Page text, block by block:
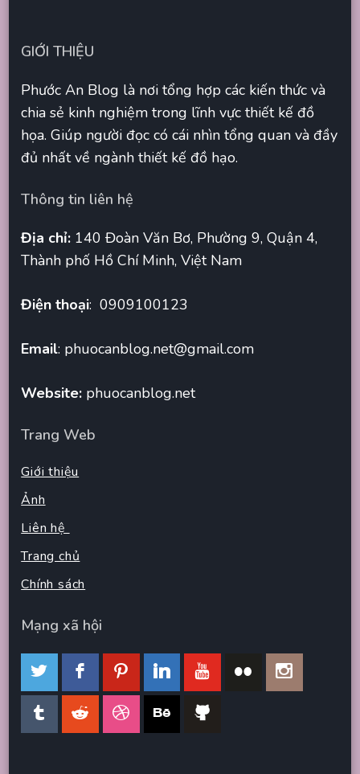
GIỚI THIỆU
Phước An Blog là nơi tổng hợp các kiến thức và
chia sẻ kinh nghiệm trong lĩnh vực thiết kế đồ
họa. Giúp người đọc có cái nhìn tổng quan và đầy
đủ nhất về ngành thiết kế đồ hạo.
Thông tin liên hệ
Địa chỉ: 140 Đoàn Văn Bơ, Phường 9, Quận 4,
Thành phố Hồ Chí Minh, Việt Nam
Điện thoại: 0909100123
Email: phuocanblog.net@gmail.com
Website: phuocanblog.net
Trang Web
Giới thiệu
Ảnh
Liên hệ
Trang chủ
Chính sách
Mạng xã hội